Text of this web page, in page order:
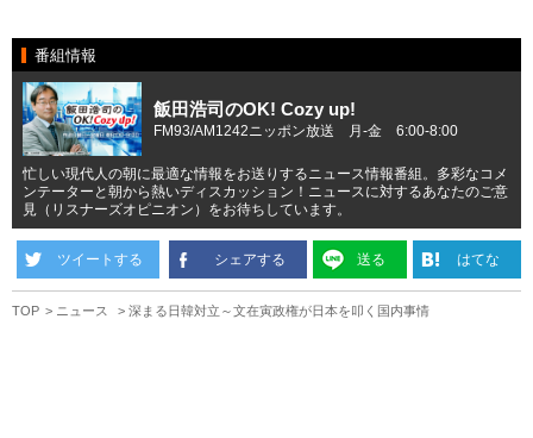
番組情報
飯田浩司のOK! Cozy up!
FM93/AM1242ニッポン放送 月-金 6:00-8:00
忙しい現代人の朝に最適な情報をお送りするニュース情報番組。多彩なコメ
ンテーターと朝から熱いディスカッション！ニュースに対するあなたのご意
見（リスナーズオピニオン）をお待ちしています。
ツイートする シェアする 送る はてな
TOP ニュース 深まる日韓対立～文在寅政権が日本を叩く国内事情